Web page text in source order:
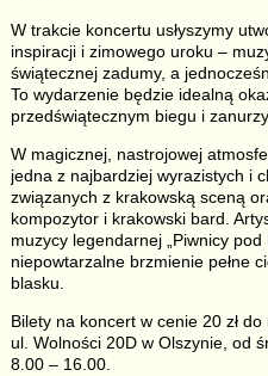
W trakcie koncertu usłyszymy
inspiracji i zimowego uroku –
świątecznej zadumy, a
To wydarzenie będzie idealną
przedświątecznym biegu i
W magicznej, nastrojowej
jedna z najbardziej wyrazistych i
związanych z krakowską sceną
kompozytor i krakowski bard.
muzycy legendarnej „Piwnicy
niepowtarzalne brzmienie pełne
blasku.
Bilety na koncert w cenie 20 zł
ul. Wolności 20D w Olszynie, od
8.00 – 16.00.